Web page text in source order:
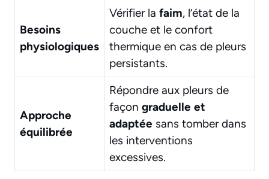
Besoins
physiologiques
Vérifier la faim, l’état de la
couche et le confort
thermique en cas de pleurs
persistants.
Approche
équilibrée
Répondre aux pleurs de
façon graduelle et
adaptée sans tomber dans
les interventions
excessives.